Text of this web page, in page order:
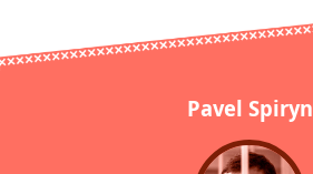
Pavel Spiryn